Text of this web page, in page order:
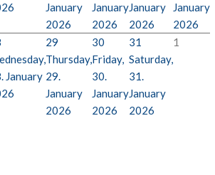
January
2026
January
2026
January
2026
January
2026
January
29
Thursday,
29.
January
2026
30
Friday,
30.
January
2026
31
Saturday,
31.
January
2026
1